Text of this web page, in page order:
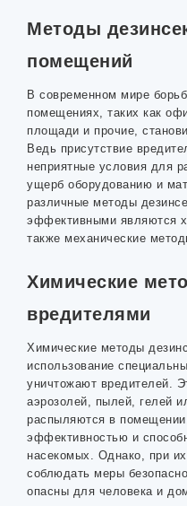
Методы
помещений
В современном мире
помещениях, таких как
площади и прочие,
Ведь присутствие
неприятные условия для
ущерб оборудованию и
различные методы
эффективными являются
также механические
Химические
вредителями
Химические методы
использование
уничтожают вредителей.
аэрозолей, пылей, гелей
распыляются в
эффективностью и
насекомых. Однако, при
соблюдать меры
опасны для человека и